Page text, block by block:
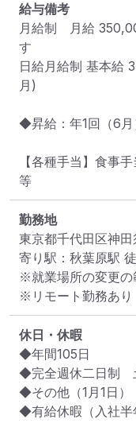
給与備考
月給制　月給
す
日給月給制 基本給
月)
◆昇給：年1回（6月
【各種手当】食事
等
勤務地
東京都千代田区神
寄り駅：秋葉原駅 徒
※就業場所の変更の
※リモート勤務あり
休日・休暇
◆年間105日
◆完全週休二日制　
◆その他（1月1日）
◆有給休暇（入社半